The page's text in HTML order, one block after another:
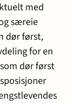
med
særeie
dør først,
for en
dør først